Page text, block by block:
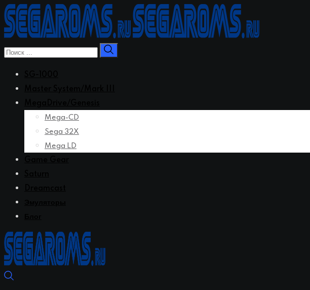
Перейти
к
контенту
Mega-CD
Sega 32X
Mega LD